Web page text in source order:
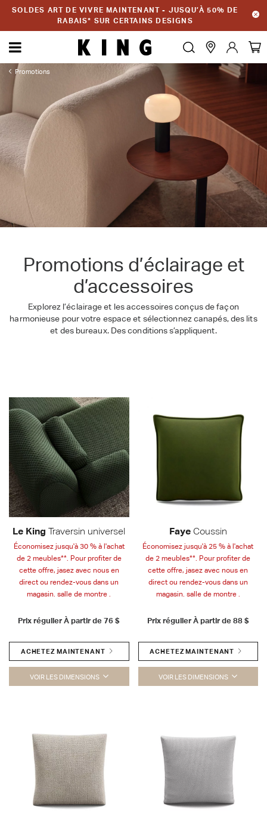
SOLDES ART DE VIVRE MAINTENANT - JUSQU’À 50% DE
RABAIS* SUR CERTAINS DESIGNS
Promotions
Promotions d’éclairage et
d’accessoires
Explorez l’éclairage et les accessoires conçus de façon
harmonieuse pour votre espace et sélectionnez canapés, des lits
et des bureaux. Des conditions s’appliquent.
Le King Traversin universel
Économisez jusqu'à 30 % à l'achat
de 2 meubles**. Pour profiter de
cette offre, jasez avec nous en
direct ou rendez-vous dans un
magasin. salle de montre .
Prix régulier À partir de76 $
ACHETEZ MAINTENANT
VOIR LES DIMENSIONS
FayeCoussin
Économisez jusqu'à 25 % à l'achat
de 2 meubles**. Pour profiter de
cette offre, jasez avec nous en
direct ou rendez-vous dans un
magasin. salle de montre .
Prix régulier À partir de 88 $
ACHETEZ MAINTENANT
VOIR LES DIMENSIONS